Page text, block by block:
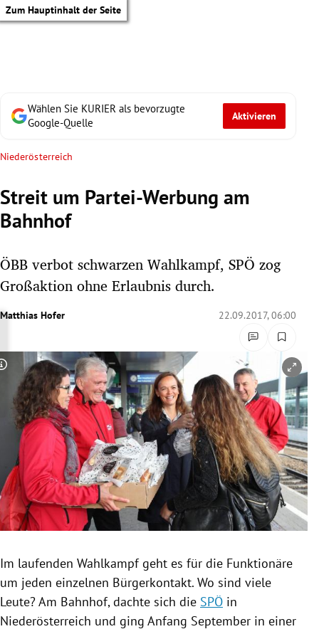
Zum Hauptinhalt der Seite
Untermenü
Untermenü
Untermenü
Untermenü
Untermenü
Untermenü
Untermenü
Wählen Sie KURIER als bevorzugte
Google-Quelle
Aktivieren
Niederösterreich
Streit um Partei-Werbung am
Bahnhof
ÖBB verbot schwarzen Wahlkampf, SPÖ zog
Großaktion ohne Erlaubnis durch.
Matthias Hofer 22.09.2017, 06:00
Copyright-Hinweis öffnen/schließen
Im laufenden Wahlkampfgeht es für die Funktionäre
um jeden einzelnen Bürgerkontakt. Wo sind viele
Leute? Am Bahnhof, dachte sich die SPÖ in
Niederösterreich und ging Anfang September in einer